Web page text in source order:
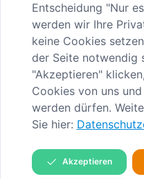
12-h-
image/jpeg
Herunterladen
Bild in voller Größe
Entscheidung "Nur
werden wir Ihre
keine Cookies
der Seite notwendig
"Akzeptieren"
Cookies von uns
werden dürfen.
Sie hier:
Akzeptieren